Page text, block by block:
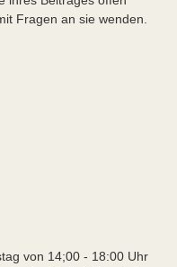
Fragen an sie wenden.
von 14;00 - 18:00 Uhr